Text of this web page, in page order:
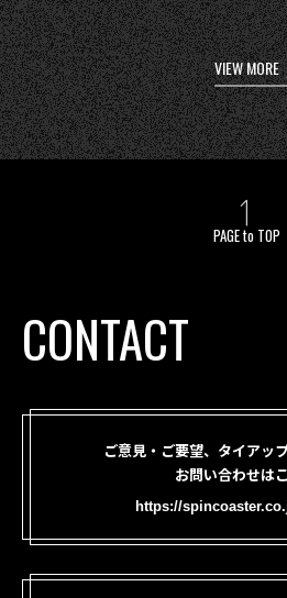
VIEW MORE
PAGE to TOP
CONTACT
ご意見・ご要望、タイアッ
お問い合わせは
https://